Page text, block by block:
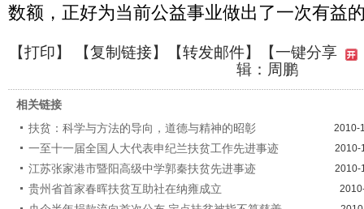
数额，正好为当前公益事业做出了一次有益
【打印】 【复制链接】【转发邮件】
【一键分享
辑：周鹏
相关链接
扶贫：科学与方法的导向，道德与精神的昭彰
2010-
一至十一届全国人大代表申纪兰扶贫工作先进事迹 2010-
江苏张家港市暨阳高级中学郭秦扶贫先进事迹 2010-
贵州省首家春晖扶贫互助社在纳雍成立